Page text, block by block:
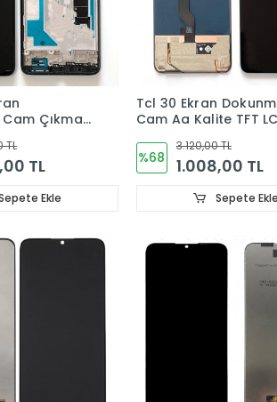
Çıkma
TL
TL
Ekle
Tcl 30 Ekran
Cam Aa Kalite TFT
%68
3.120,00 TL
1.008,00 TL
Sepete Ekle